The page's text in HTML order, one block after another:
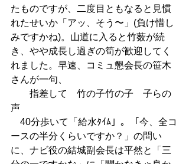
たものですが、二度目ともなると見慣
れたせいか「アッ、そう〜」(負け惜し
みですかね)。山道に入ると竹薮が続
き、やや成長し過ぎの筍が歓迎してく
れました。早速、コミュ懇会長の笹木
さんが一句、
指差して　竹の子竹の子　子らの
声
40分歩いて「給水ﾀｲﾑ」。「今、全コ
ースの半分くらいですか？」の問い
に、ナビ役の結城副会長は平然と「三